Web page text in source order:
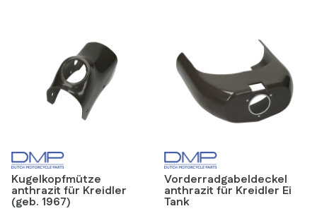
Kugelkopfmütze
anthrazit für Kreidler
(geb. 1967)
Vorderradgabeldeckel
anthrazit für Kreidler Ei
Tank